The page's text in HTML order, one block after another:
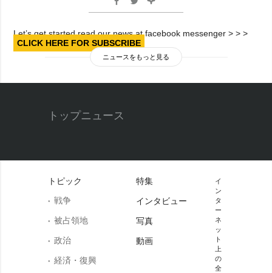
Let’s get started read our news at facebook messenger > > >
CLICK HERE FOR SUBSCRIBE
ニュースをもっと見る
トップニュース
トピック
戦争
被占領地
政治
経済・復興
特集
インタビュー
写真
動画
イ
ン
タ
ー
ネ
ッ
ト
上
の
全